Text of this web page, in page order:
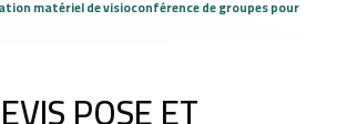
matériel de visioconférence de groupes pour